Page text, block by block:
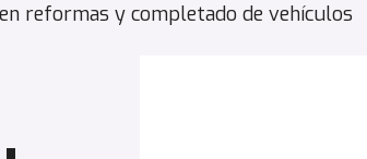
reformas y completado de vehículos